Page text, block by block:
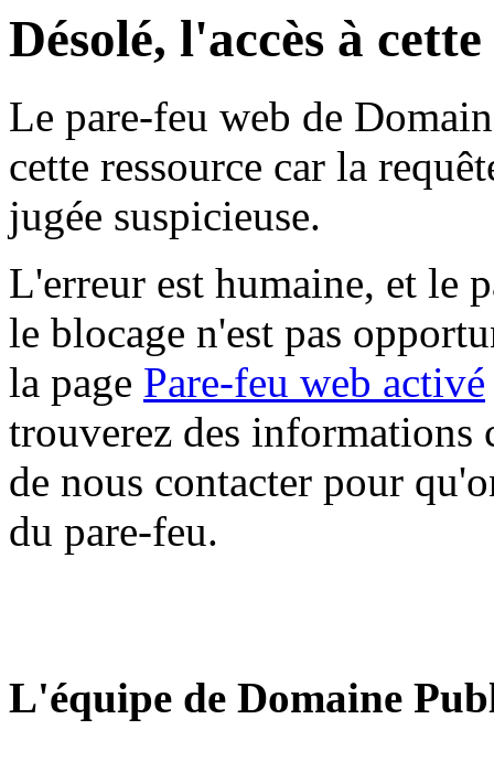
Désolé, l'accès à
Le pare-feu web de
cette ressource car la
jugée suspicieuse.
L'erreur est humaine, et le
le blocage n'est pas
la page Pare-feu web activé
trouverez des informations
de nous contacter pour
du pare-feu.
L'équipe de Domaine